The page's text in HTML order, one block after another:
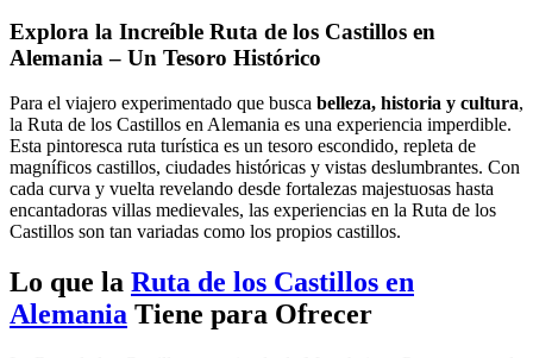
Explora la Increíble Ruta de los Castillos en
Alemania – Un Tesoro Histórico
Para el viajero experimentado que busca belleza, historia y cultura,
la Ruta de los Castillos en Alemania es una experiencia imperdible.
Esta pintoresca ruta turística es un tesoro escondido, repleta de
magníficos castillos, ciudades históricas y vistas deslumbrantes. Con
cada curva y vuelta revelando desde fortalezas majestuosas hasta
encantadoras villas medievales, las experiencias en la Ruta de los
Castillos son tan variadas como los propios castillos.
Lo que la Ruta de los Castillos en
Alemania Tiene para Ofrecer